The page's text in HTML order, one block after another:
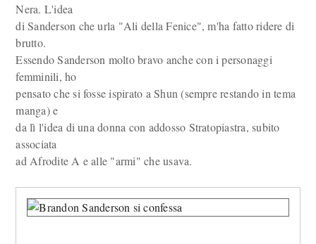
Nera. L'idea
di Sanderson che urla "Ali della Fenice", m'ha fatto ridere di
brutto.
Essendo Sanderson molto bravo anche con i personaggi
femminili, ho
pensato che si fosse ispirato a Shun (sempre restando in tema
manga) e
da lì l'idea di una donna con addosso Stratopiastra, subito
associata
ad Afrodite A e alle "armi" che usava.